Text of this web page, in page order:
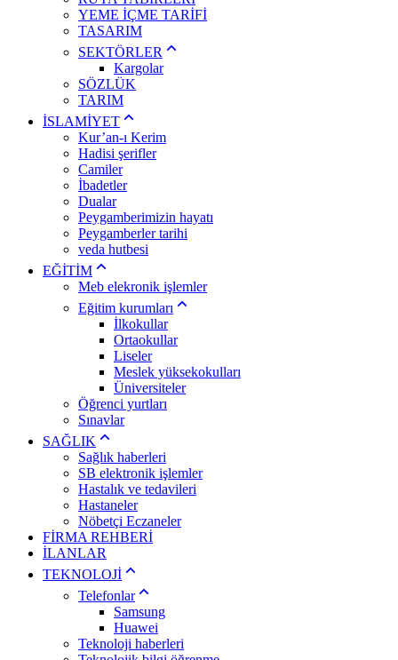
YEME İÇME TARİFİ
TASARIM
SEKTÖRLER
Kargolar
SÖZLÜK
TARIM
İSLAMİYET
Kur’an-ı Kerim
Hadisi şerifler
Camiler
İbadetler
Dualar
Peygamberimizin hayatı
Peygamberler tarihi
veda hutbesi
EĞİTİM
Meb elekronik işlemler
Eğitim kurumları
İlkokullar
Ortaokullar
Liseler
Meslek yüksekokulları
Üniversiteler
Öğrenci yurtları
Sınavlar
SAĞLIK
Sağlık haberleri
SB elektronik işlemler
Hastalık ve tedavileri
Hastaneler
Nöbetçi Eczaneler
FİRMA REHBERİ
İLANLAR
TEKNOLOJİ
Telefonlar
Samsung
Huawei
Teknoloji haberleri